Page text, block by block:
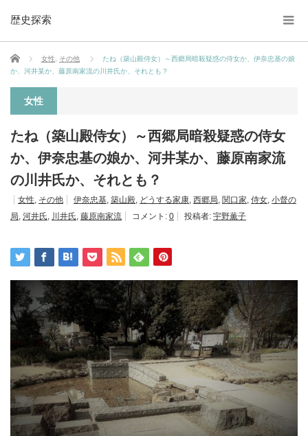
歴史探索
ホーム 女性 その他
たね（築山殿侍女）～西郷局暗殺疑惑の侍女か、伊奈忠基の娘
か、河井某か、藤原南家流の川井氏か、それとも？
女性
たね（築山殿侍女）～西郷局暗殺疑惑の侍女
か、伊奈忠基の娘か、河井某か、藤原南家流
の川井氏か、それとも？
女性, その他 伊奈忠基, 築山殿, どうする家康, 西郷局, 関口家, 侍女, 小督の
局, 河井氏, 川井氏, 藤原南家流 コメント: 0 投稿者: 宇野薫子